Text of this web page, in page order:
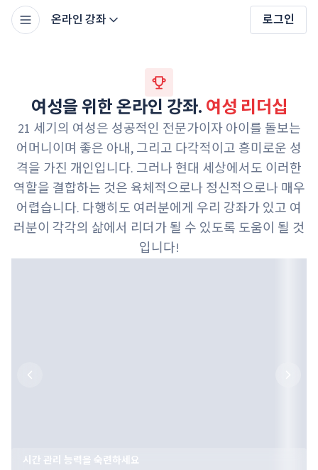
온라인 강좌 로그인
여성을 위한 온라인 강좌. 여성 리더십
21 세기의 여성은 성공적인 전문가이자 아이를 돌보는
어머니이며 좋은 아내, 그리고 다각적이고 흥미로운 성
격을 가진 개인입니다. 그러나 현대 세상에서도 이러한
역할을 결합하는 것은 육체적으로나 정신적으로나 매우
어렵습니다. 다행히도 여러분에게 우리 강좌가 있고 여
러분이 각각의 삶에서 리더가 될 수 있도록 도움이 될 것
입니다!
시간 관리 능력을 숙련하세요